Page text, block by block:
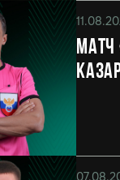
Матч